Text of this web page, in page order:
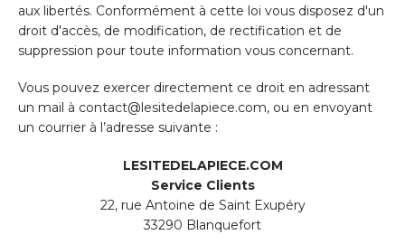
aux libertés. Conformément à cette loi vous disposez d'un
droit d'accès, de modification, de rectification et de
suppression pour toute information vous concernant.
Vous pouvez exercer directement ce droit en adressant
un mail à contact@lesitedelapiece.com, ou en envoyant
un courrier à l’adresse suivante :
LESITEDELAPIECE.COM
Service Clients
22, rue Antoine de Saint Exupéry
33290 Blanquefort